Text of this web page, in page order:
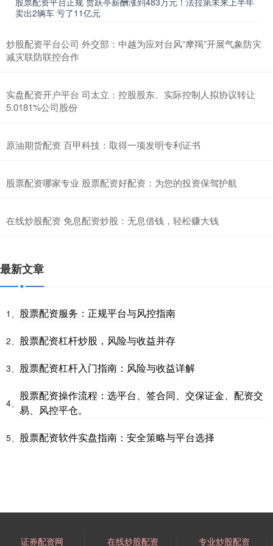
卖出2辆车 亏了11亿元
炒股配资平台公司 外交部：中越为应对台风“摩羯”开展气象防灾
减灾联防联控合作
实盘配资开户平台 司太立：控股股东、实际控制人拟协议转让
5.0181%公司股份
原油期货配资 百甲科技：取得一项发明专利证书
股票配资哪家专业 股票配资好配资：为您的投资保驾护航
在线炒股配资 免息配资炒股：无息借钱，轻松赚大钱
最新文章
1、 股票配资服务：正规平台与风控指南
2、 股票配资杠杆炒股，风险与收益并存
3、 股票配资杠杆入门指南：风险与收益详解
4、
股票配资操作流程：选平台、签合同、交保证金、配资交
易、风控平仓。
5、 股票配资软件实盘指南：安全策略与平台选择
证券配资网 在线炒股配资 专业炒股配资